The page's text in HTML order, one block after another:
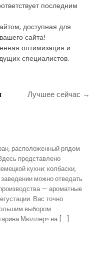
последним
доступная для
сайта!
оптимизация и
специалистов.
Лучшее сейчас →
расположенный рядом
представлено
кухни: колбаски,
можно отведать
— ароматные
Вас точно
выбором
Мюллер» на […]